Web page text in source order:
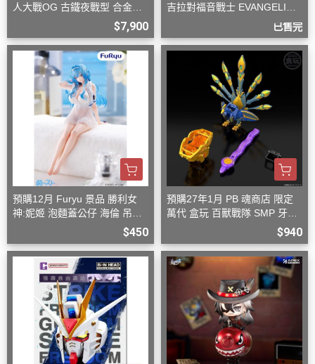
人大戰OG 古鐵夜戰型 合金可
$7,900
吉拉對福音戰士 EVANGELION
已售完
預購12月 Furyu 景品 勝利女
神:妮姬 泡麵蓋公仔 海倫 吊帶
$450
預購27年1月 PB 魂商店 限定
萬代 盒玩 百獸戰隊 SMP 牙吠
$940